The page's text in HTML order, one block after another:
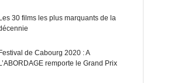
Les 30 films les plus marquants de la
Festival de Cabourg 2020 : A
L’ABORDAGE remporte le Grand Prix